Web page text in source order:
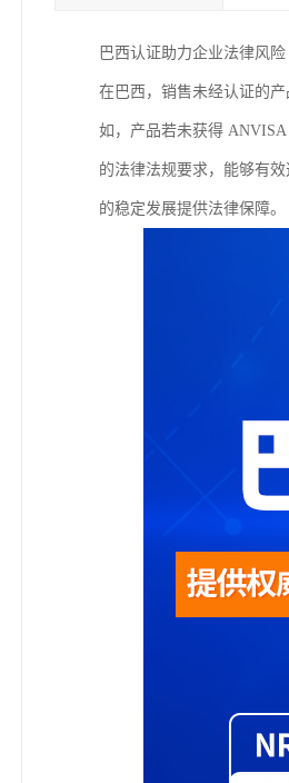
巴西认证助力企业法律风险
在巴西，销售未经认证的
如，产品若未获得
的法律法规要求，能够有
的稳定发展提供法律保障。